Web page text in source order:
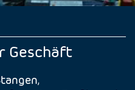
Geschäft